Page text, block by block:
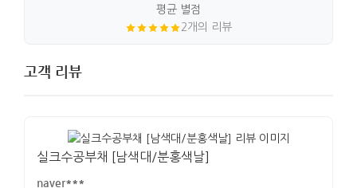
평균 별점
2개의 리뷰
고객 리뷰
실크수공부채 [남색대/분홍색날]
naver***